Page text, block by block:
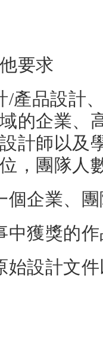
要求
/產品設計
的企業、
計師以及
，團隊人
個企業、
中獲獎的
始設計文